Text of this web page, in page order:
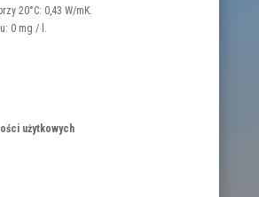
20°C: 0,43 W/mK.
0 mg / l.
użytkowych